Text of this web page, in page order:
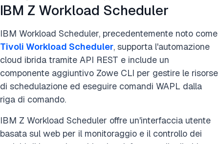
IBM Z Workload Scheduler
IBM Workload Scheduler, precedentemente noto come
Tivoli Workload Scheduler, supporta l'automazione
cloud ibrida tramite API REST e include un
componente aggiuntivo Zowe CLI per gestire le risorse
di schedulazione ed eseguire comandi WAPL dalla
riga di comando.
IBM Z Workload Scheduler offre un'interfaccia utente
basata sul web per il monitoraggio e il controllo dei